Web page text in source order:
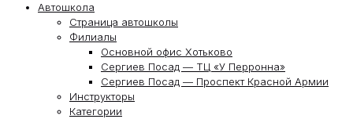
Автошкола
Страница автошколы
Филиалы
Основной офис Хотьково
Сергиев Посад — ТЦ «У Перронна»
Сергиев Посад — Проспект Красной Армии
Инструкторы
Категории